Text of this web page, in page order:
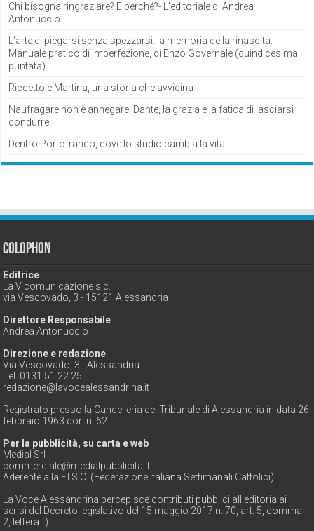
Chi bisogna ringraziare? E perché?- L’editoriale di Andrea
Antonuccio
L’arte di piegarsi senza spezzarsi: la memoria della rinascita.
Manuale pratico di imperfezione, di Enzo Governale (quindicesima
puntata)
Riccetto e Martina, una storia che avvicina
Naufragare non è annegare: Dante, la grazia e la fatica di lasciarsi
condurre
Dentro Portofranco, dove lo studio cambia la vita
Colophon
Editrice
La V comunicazione s.c.
via Vescovado, 3 - 15121 Alessandria
Direttore Responsabile
Andrea Antonuccio
Direzione e redazione
Via Vescovado, 3 - Alessandria
Tel. 0131 51 22 25
redazione@lavocealessandrina.it
Registrato presso la Cancelleria del Tribunale di Alessandria in data 26
febbraio 1963 con n. 62
Per la pubblicità, su carta e web
Medial Srl
commerciale@medialpubblicita.it
Aderente alla F.I.S.C. (Federazione Italiana Settimanali Cattolici)
La Voce Alessandrina percepisce contributi pubblici all'editoria ai
sensi del Decreto legislativo del 15 maggio 2017 n. 70, art. 5, comma
2, lettera f)